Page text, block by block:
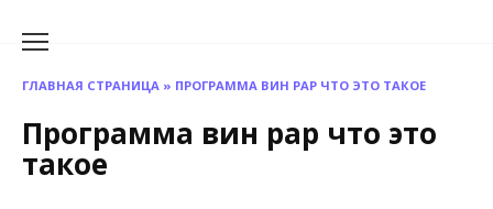
ГЛАВНАЯ СТРАНИЦА » ПРОГРАММА ВИН РАР ЧТО ЭТО ТАКОЕ
Программа вин рар что это
такое